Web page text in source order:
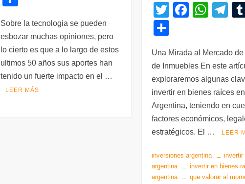
er e
b
o
o
k
s
A
p
p
gr
a
m
bl
r
m
p
ar
tir
Sobre la tecnologia se pueden
esbozar muchas opiniones, pero
lo cierto es que a lo largo de estos
ultimos 50 años sus aportes han
tenido un fuerte impacto en el …
LEER MÁS
T
er
F
e
b
o
o
k
W
s
A
p
p
T
gr
a
m
m
p
ar
tir
Una Mirada al Mercado
de Inmuebles En este
exploraremos algunas
invertir en bienes raíces en
Argentina, teniendo en
factores económicos,
estratégicos. El …
LEER
inversiones argentina
invertir
argentina
invertir en bienes
argentina
que valorar al